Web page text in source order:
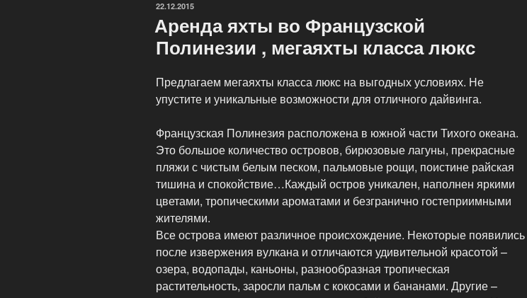
класса
люкс»
ОПУБЛИКОВАНО
22.12.2015
Аренда яхты во Французской
Полинезии , мегаяхты класса люкс
Предлагаем мегаяхты класса люкс на выгодных условиях. Не
упустите и уникальные возможности для отличного дайвинга.
Французская Полинезия расположена в южной части Тихого океана.
Это большое количество островов, бирюзовые лагуны, прекрасные
пляжи с чистым белым песком, пальмовые рощи, поистине райская
тишина и спокойствие…Каждый остров уникален, наполнен яркими
цветами, тропическими ароматами и безгранично гостеприимными
жителями.
Все острова имеют различное происхождение. Некоторые появились
после извержения вулкана и отличаются удивительной красотой –
озера, водопады, каньоны, разнообразная тропическая
растительность, заросли пальм с кокосами и бананами. Другие –